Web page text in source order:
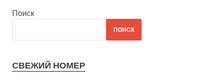
Поиск
ПОИСК
СВЕЖИЙ НОМЕР